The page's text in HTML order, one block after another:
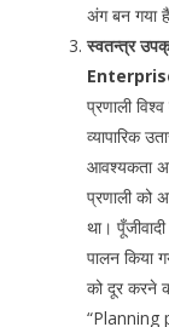
अंग बन गया
स्वतन्त्र
प्रणाली
व्यापारिक
आवश्यकता
प्रणाली को
था।
पालन किया
को दूर करने